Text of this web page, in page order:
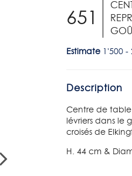
651
Estimate 1'500 -
Description
Centre de
lévriers dans le
croisés de
H. 44 cm &